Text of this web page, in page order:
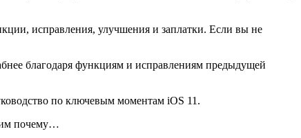
исправления, улучшения и заплатки. Если вы не
благодаря функциям и исправлениям предыдущей
по ключевым моментам iOS 11.
почему…